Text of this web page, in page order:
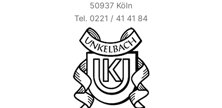
50937 Köln
Tel. 0221 / 41 41 84